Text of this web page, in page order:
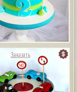
Заказать